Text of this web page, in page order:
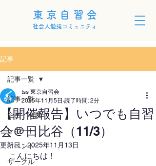
東京自習会
社会人勉強コミュニティ
記事
記事一覧
企画・制度
レポート
イベント
サークル
記事一覧
【開催報告】いつでも自習
会＠日比谷（11/3）
tss 東京自習会
2025年11月5日 読了時間: 2分
更新日：2025年11月13日
こんにちは！